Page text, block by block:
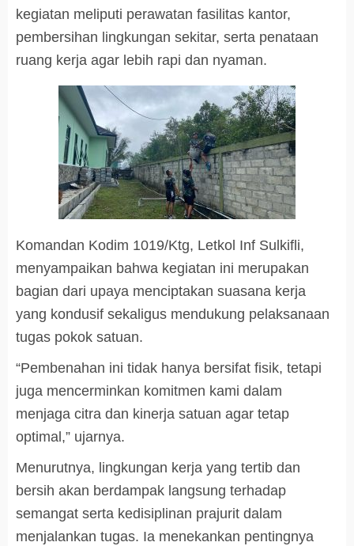
kegiatan meliputi perawatan fasilitas kantor,
pembersihan lingkungan sekitar, serta penataan
ruang kerja agar lebih rapi dan nyaman.
Komandan Kodim 1019/Ktg, Letkol Inf Sulkifli,
menyampaikan bahwa kegiatan ini merupakan
bagian dari upaya menciptakan suasana kerja
yang kondusif sekaligus mendukung pelaksanaan
tugas pokok satuan.
“Pembenahan ini tidak hanya bersifat fisik, tetapi
juga mencerminkan komitmen kami dalam
menjaga citra dan kinerja satuan agar tetap
optimal,” ujarnya.
Menurutnya, lingkungan kerja yang tertib dan
bersih akan berdampak langsung terhadap
semangat serta kedisiplinan prajurit dalam
menjalankan tugas. Ia menekankan pentingnya